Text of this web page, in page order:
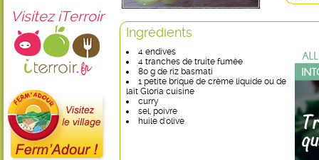
Visitez iTerroir
Ingrédients
4 endives
4 tranches de truite fumée
80 g de riz basmati
1 petite brique de crème liquide ou de
lait Gloria cuisine
curry
sel, poivre
huile d'olive